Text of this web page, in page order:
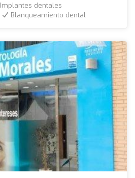
Implantes dentales
Blanqueamiento dental